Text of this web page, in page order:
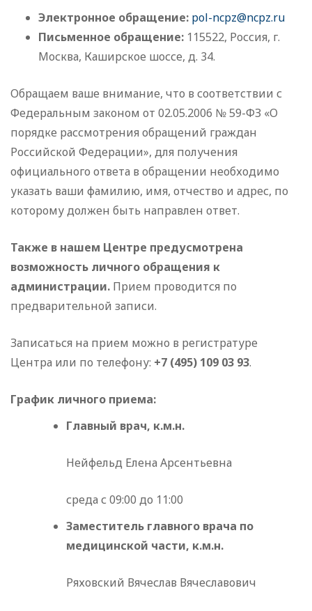
Электронное обращение: pol-ncpz@ncpz.ru
Письменное обращение: 115522, Россия, г.
Москва, Каширское шоссе, д. 34.
Обращаем ваше внимание, что в соответствии с
Федеральным законом от 02.05.2006 № 59-ФЗ «О
порядке рассмотрения обращений граждан
Российской Федерации», для получения
официального ответа в обращении необходимо
указать ваши фамилию, имя, отчество и адрес, по
которому должен быть направлен ответ.
Также в нашем Центре предусмотрена
возможность личного обращения к
администрации. Прием проводится по
предварительной записи.
Записаться на прием можно в регистратуре
Центра или по телефону: +7 (495) 109 03 93.
График личного приема:
Главный врач, к.м.н.
Нейфельд Елена Арсентьевна
среда с 09:00 до 11:00
Заместитель главного врача по
медицинской части, к.м.н.
Ряховский Вячеслав Вячеславович